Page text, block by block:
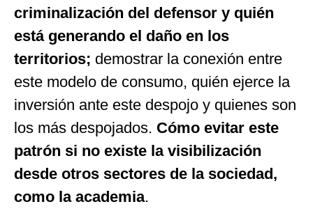
criminalización del defensor y quién
está generando el daño en los
territorios; demostrar la conexión entre
este modelo de consumo, quién ejerce la
inversión ante este despojo y quienes son
los más despojados. Cómo evitar este
patrón si no existe la visibilización
desde otros sectores de la sociedad,
como la academia.